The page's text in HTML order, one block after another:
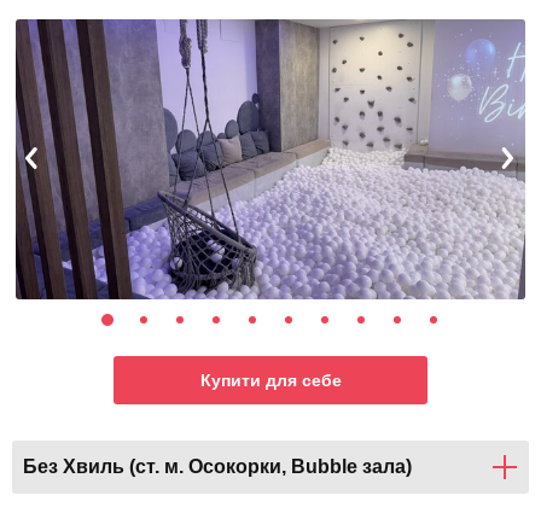
Купити для себе
Без Хвиль (ст. м. Осокорки, Bubble зала)